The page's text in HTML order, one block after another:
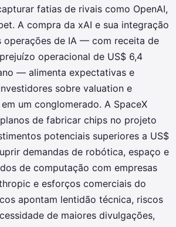
fatias de rivais como OpenAI,
A compra da xAI e sua integração
operações de IA — com receita de
operacional de US$ 6,4
— alimenta expectativas e
sobre valuation e
um conglomerado. A SpaceX
de fabricar chips no projeto
potenciais superiores a US$
demandas de robótica, espaço e
de computação com empresas
e esforços comerciais do
apontam lentidão técnica, riscos
de maiores divulgações,